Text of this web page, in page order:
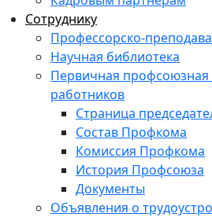
Сотруднику
Профессорско-
Научная библиотека
Первичная профсоюзная
работников
Страница
Состав Профкома
Комиссия Профкома
История Профсоюза
Документы
Объявления о